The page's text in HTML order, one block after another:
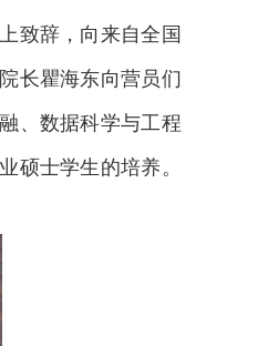
致辞，向来自全国
长瞿海东向营员们
、数据科学与工程
硕士学生的培养。